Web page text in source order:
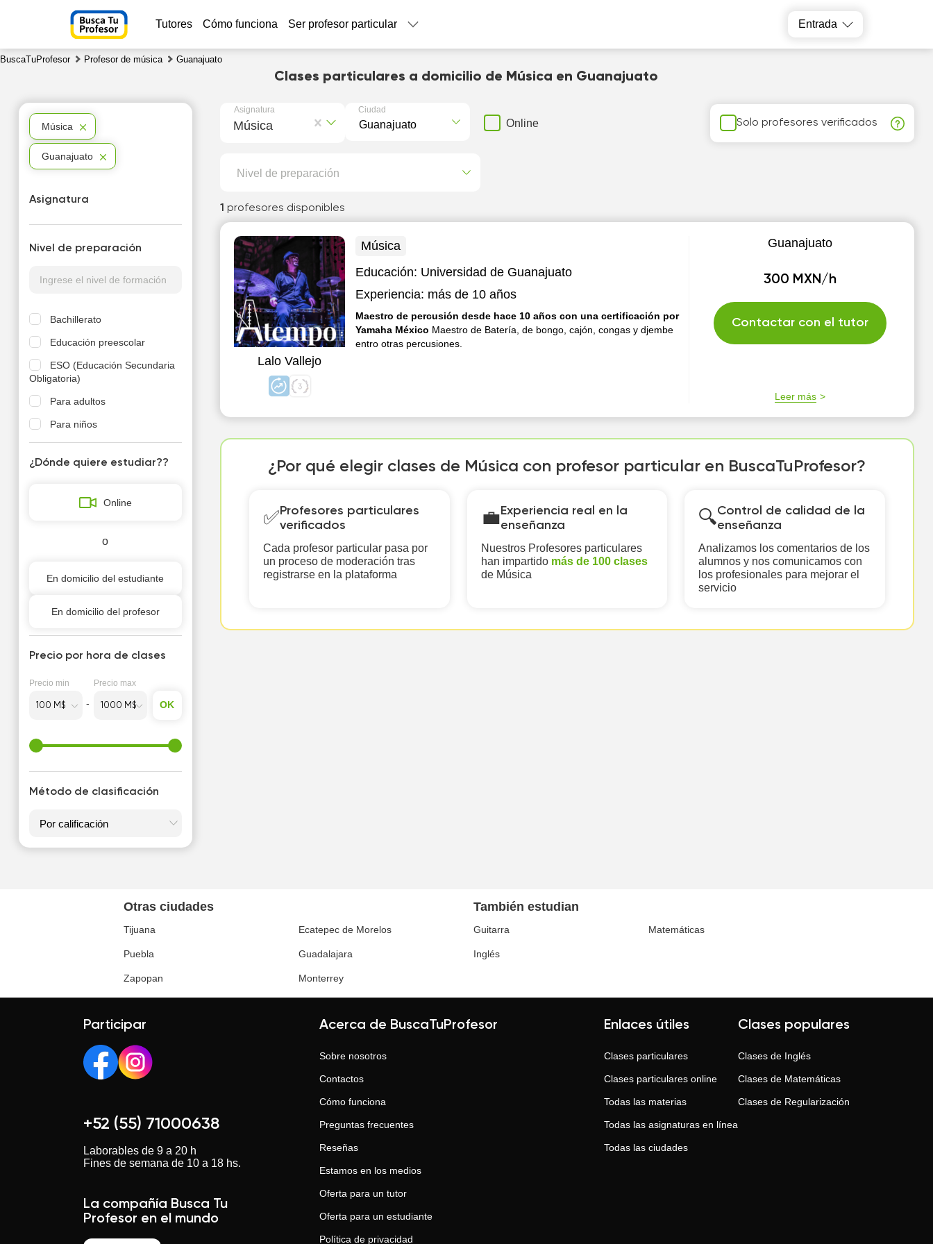
Tutores Cómo funciona Ser profesor particular Entrada
BuscaTuProfesor Profesor de música Guanajuato
Clases particulares a domicilio de Música en Guanajuato
Asignatura
Música
Ciudad
Online Solo profesores verificados
Nivel de preparación
1 profesores disponibles
Lalo Vallejo
Música
Educación: Universidad de Guanajuato
Experiencia: más de 10 años
Maestro de percusión desde hace 10 años con una certificación por
Yamaha México Maestro de Batería, de bongo, cajón, congas y djembe
entro otras percusiones.
Guanajuato
300 MXN/h
Contactar con el tutor
Leer más
¿Por qué elegir clases de Música con profesor particular en BuscaTuProfesor?
✅ Profesores particulares
verificados
Cada profesor particular pasa por
un proceso de moderación tras
registrarse en la plataforma
💼 Experiencia real en la
enseñanza
Nuestros Profesores particulares
han impartido más de 100 clases
de Música
🔍Control de calidad de la
enseñanza
Analizamos los comentarios de los
alumnos y nos comunicamos con
los profesionales para mejorar el
servicio
Música
Guanajuato
Asignatura
Nivel de preparación
Bachillerato
Educación preescolar
ESO (Educación Secundaria
Obligatoria)
Para adultos
Para niños
¿Dónde quiere estudiar??
Online
o
En domicilio del estudiante
En domicilio del profesor
Precio por hora de clases
Precio min Precio max
OK
Método de clasificación
Otras ciudades
Tijuana Ecatepec de Morelos
Puebla Guadalajara
Zapopan Monterrey
También estudian
Guitarra Matemáticas
Inglés
Participar
+52 (55) 71000638
Laborables de 9 a 20 h
Fines de semana de 10 a 18 hs.
La compañía Busca Tu
Profesor en el mundo
Acerca de BuscaTuProfesor
Sobre nosotros
Contactos
Cómo funciona
Preguntas frecuentes
Reseñas
Estamos en los medios
Oferta para un tutor
Oferta para un estudiante
Política de privacidad
Enlaces útiles
Clases particulares
Clases particulares online
Todas las materias
Todas las asignaturas en línea
Todas las ciudades
Clases populares
Clases de Inglés
Clases de Matemáticas
Clases de Regularización